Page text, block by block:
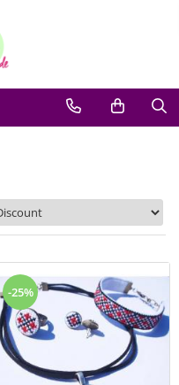
-25%